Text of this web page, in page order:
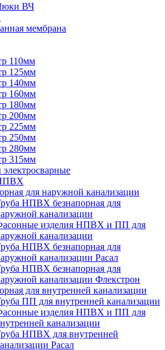
ВЧ
мембрана
110мм
125мм
140мм
160мм
180мм
200мм
225мм
250мм
280мм
315мм
для наружной канализации
НПВХ безнапорная для
канализации
изделия НПВХ и ПП для
канализации
НПВХ безнапорная для
канализации Расал
НПВХ безнапорная для
канализации Флекстрон
для внутренней канализации
ПП для внутренней канализации
изделия НПВХ и ПП для
канализации
НПВХ для внутренней
Расал